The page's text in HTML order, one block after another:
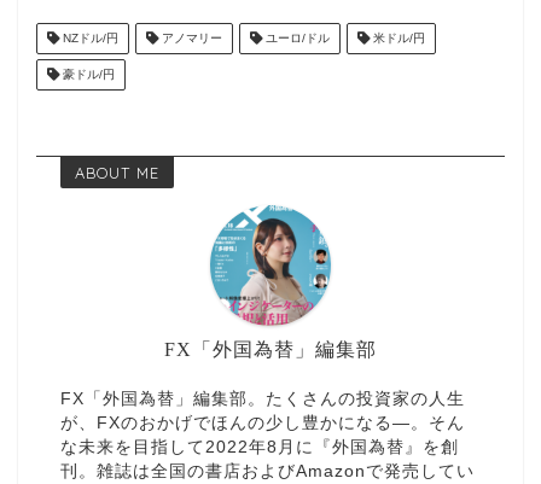
NZドル/円 アノマリー ユーロ/ドル 米ドル/円
豪ドル/円
ABOUT ME
FX「外国為替」編集部
FX「外国為替」編集部。たくさんの投資家の人生
が、FXのおかげでほんの少し豊かになる—。そん
な未来を目指して2022年8月に『外国為替』を創
刊。雑誌は全国の書店およびAmazonで発売してい